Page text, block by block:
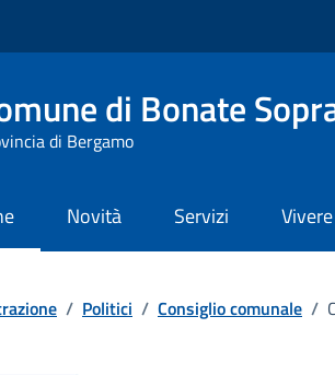
di Bonate
di Bergamo
Novità Servizi
/ Politici / Consiglio comunale /